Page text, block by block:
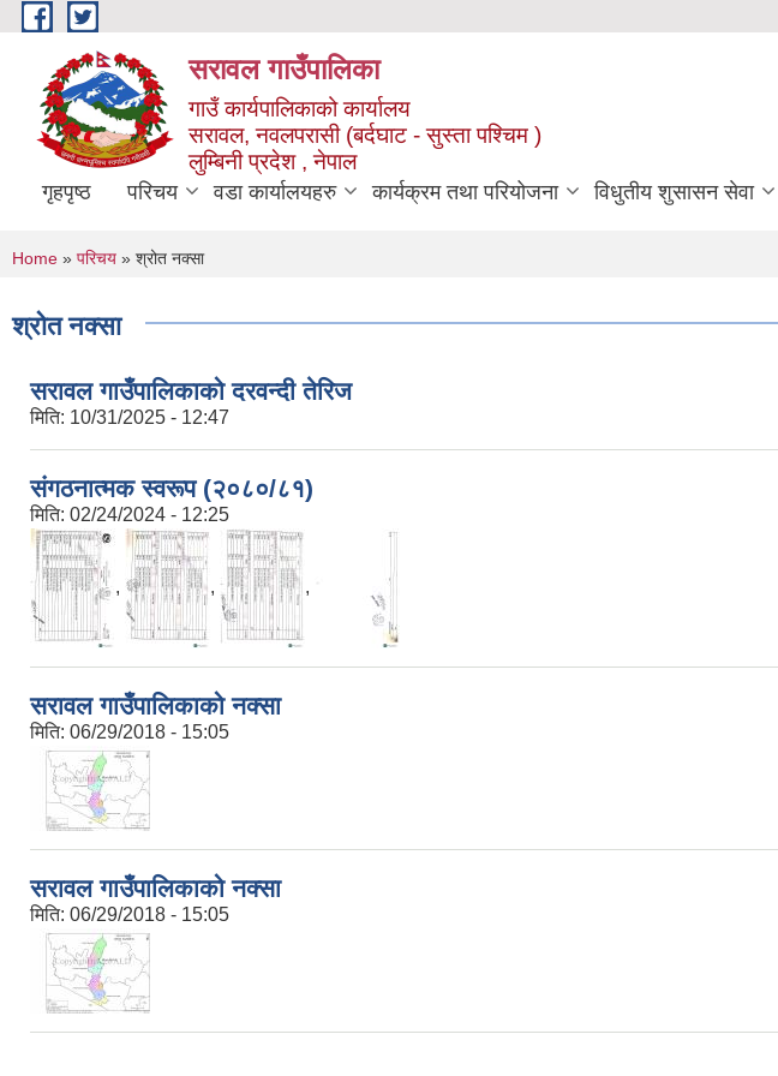
Skip to main content
सरावल गाउँपालिका
गाउँ कार्यपालिकाको कार्यालय
सरावल, नवलपरासी (बर्दघाट - सुस्ता पश्चिम )
लुम्बिनी प्रदेश , नेपाल
गृहपृष्ठ परिचय वडा कार्यालयहरु कार्यक्रम तथा परियोजना विधुतीय शुसासन सेवा
You are here
Home » परिचय » श्रोत नक्सा
श्रोत नक्सा
सरावल गाउँपालिकाको दरवन्दी तेरिज
मिति: 10/31/2025 - 12:47
संगठनात्मक स्वरूप (२०८०/८१)
मिति: 02/24/2024 - 12:25
, , ,
सरावल गाउँपालिकाको नक्सा
मिति: 06/29/2018 - 15:05
सरावल गाउँपालिकाको नक्सा
मिति: 06/29/2018 - 15:05